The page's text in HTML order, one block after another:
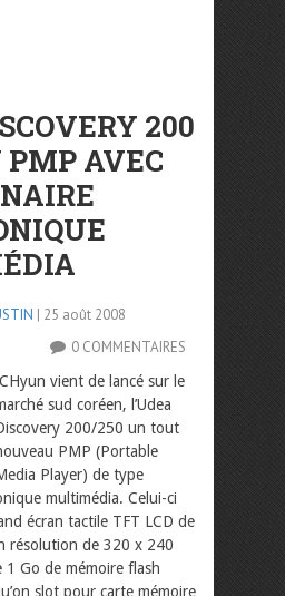
200
AVEC
| 25 août 2008
0 COMMENTAIRES
vient de lancé sur le
sud coréen, l’Udea
200/250 un tout
PMP (Portable
Player) de type
multimédia. Celui-ci
écran tactile TFT LCD de
résolution de 320 x 240
1 Go de mémoire flash
slot pour carte mémoire